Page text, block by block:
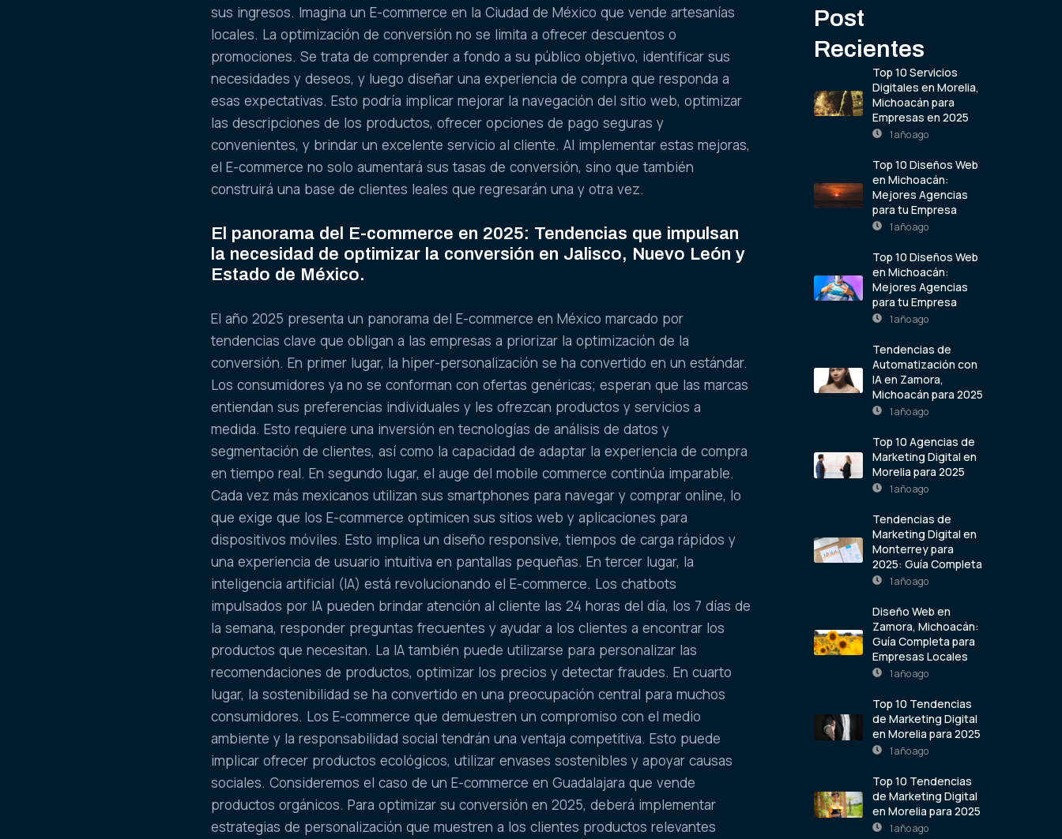
sus ingresos. Imagina un E-commerce en la Ciudad de México que vende artesanías
locales. La optimización de conversión no se limita a ofrecer descuentos o
promociones. Se trata de comprender a fondo a su público objetivo, identificar sus
necesidades y deseos, y luego diseñar una experiencia de compra que responda a
esas expectativas. Esto podría implicar mejorar la navegación del sitio web, optimizar
las descripciones de los productos, ofrecer opciones de pago seguras y
convenientes, y brindar un excelente servicio al cliente. Al implementar estas mejoras,
el E-commerce no solo aumentará sus tasas de conversión, sino que también
construirá una base de clientes leales que regresarán una y otra vez.
El panorama del E-commerce en 2025: Tendencias que impulsan
la necesidad de optimizar la conversión en Jalisco, Nuevo León y
Estado de México.
El año 2025 presenta un panorama del E-commerce en México marcado por
tendencias clave que obligan a las empresas a priorizar la optimización de la
conversión. En primer lugar, la hiper-personalización se ha convertido en un estándar.
Los consumidores ya no se conforman con ofertas genéricas; esperan que las marcas
entiendan sus preferencias individuales y les ofrezcan productos y servicios a
medida. Esto requiere una inversión en tecnologías de análisis de datos y
segmentación de clientes, así como la capacidad de adaptar la experiencia de compra
en tiempo real. En segundo lugar, el auge del mobile commerce continúa imparable.
Cada vez más mexicanos utilizan sus smartphones para navegar y comprar online, lo
que exige que los E-commerce optimicen sus sitios web y aplicaciones para
dispositivos móviles. Esto implica un diseño responsive, tiempos de carga rápidos y
una experiencia de usuario intuitiva en pantallas pequeñas. En tercer lugar, la
inteligencia artificial (IA) está revolucionando el E-commerce. Los chatbots
impulsados por IA pueden brindar atención al cliente las 24 horas del día, los 7 días de
la semana, responder preguntas frecuentes y ayudar a los clientes a encontrar los
productos que necesitan. La IA también puede utilizarse para personalizar las
recomendaciones de productos, optimizar los precios y detectar fraudes. En cuarto
lugar, la sostenibilidad se ha convertido en una preocupación central para muchos
consumidores. Los E-commerce que demuestren un compromiso con el medio
ambiente y la responsabilidad social tendrán una ventaja competitiva. Esto puede
implicar ofrecer productos ecológicos, utilizar envases sostenibles y apoyar causas
sociales. Consideremos el caso de un E-commerce en Guadalajara que vende
productos orgánicos. Para optimizar su conversión en 2025, deberá implementar
estrategias de personalización que muestren a los clientes productos relevantes
Post
Recientes
Top 10 Servicios
Digitales en Morelia,
Michoacán para
Empresas en 2025
1 año ago
Top 10 Diseños Web
en Michoacán:
Mejores Agencias
para tu Empresa
1 año ago
Top 10 Diseños Web
en Michoacán:
Mejores Agencias
para tu Empresa
1 año ago
Tendencias de
Automatización con
IA en Zamora,
Michoacán para 2025
1 año ago
Top 10 Agencias de
Marketing Digital en
Morelia para 2025
1 año ago
Tendencias de
Marketing Digital en
Monterrey para
2025: Guía Completa
1 año ago
Diseño Web en
Zamora, Michoacán:
Guía Completa para
Empresas Locales
1 año ago
Top 10 Tendencias
de Marketing Digital
en Morelia para 2025
1 año ago
Top 10 Tendencias
de Marketing Digital
en Morelia para 2025
1 año ago